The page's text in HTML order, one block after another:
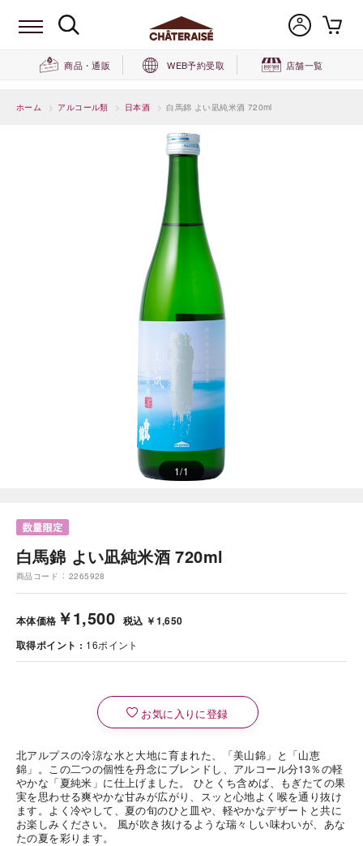
商品・通販 WEB予約受取 店舗一覧
ホーム > アルコール類 > 日本酒 > 白馬錦 よい凪純米酒 720ml
1/1
白馬錦 よい凪純米酒 720ml
商品コード 2265928
本体価格 ￥1,500 税込 ￥1,650
取得ポイント
16ポイント
お気に入りに登録
北アルプスの冷涼な水と大地に育まれた、「美山錦」と「山恵
錦」。この二つの個性を丹念にブレンドし、アルコール分13％の軽
やかな「夏純米」に仕上げました。 ひとくち含めば、もぎたての果
実を思わせる爽やかな甘みが広がり、スッと心地よく喉を通り抜け
ます。よく冷やして、夏の旬のひと皿や、軽やかなデザートと共に
お楽しみください。 風が吹き抜けるような瑞々しい味わいが、あな
たの夏を彩ります。